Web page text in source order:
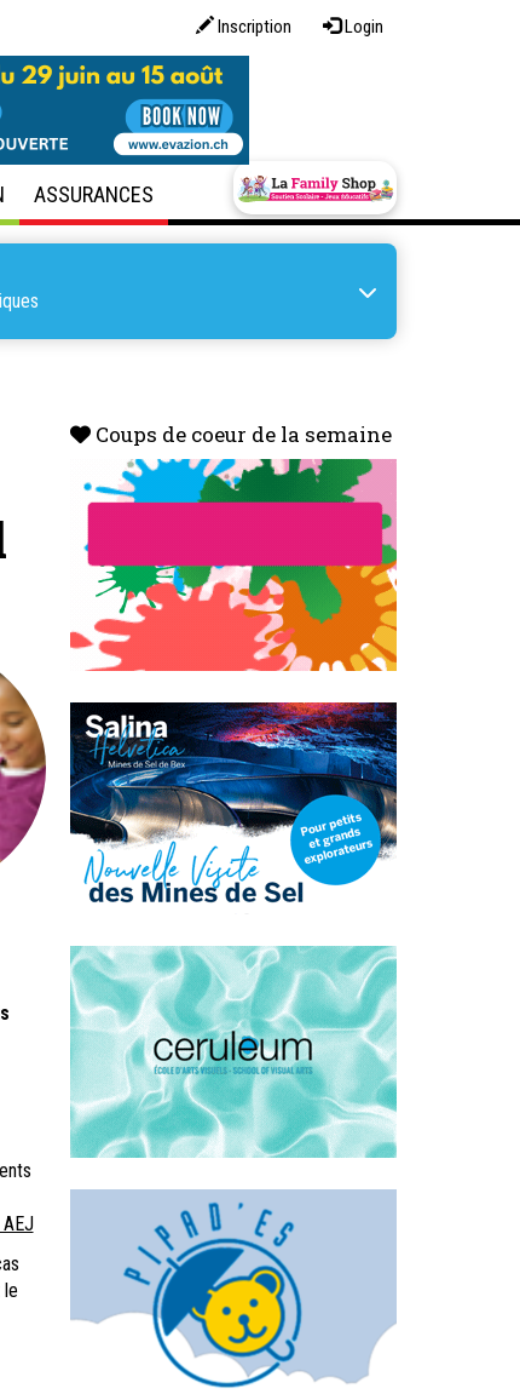
Inscription Login
ASSURANCES
le
Coups de coeur de la semaine